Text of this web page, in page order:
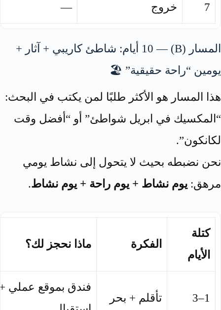
7 خروج —
المسار (B) — 10 أيام: شاطئ كاريبي + آثار +
يومين “راحة حقيقية” 🏖️
هذا المسار هو الأكثر طلبًا لمن يكتب في البحث:
“المكسيك في ابريل شواطئ” أو “أفضل وقت
لكانكون”.
نحن نضبطه بحيث لا يتحول إلى نشاط يومي
مرهق: يوم نشاط + يوم راحة + يوم نشاط.
كتلة
الأيام
الفكرة ماذا نحجز لك؟
1–3 تأقلم + بحر
فندق بموقع عملي